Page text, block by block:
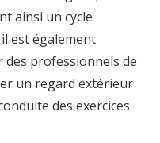
ainsi un cycle
est également
professionnels de
un regard extérieur
des exercices.